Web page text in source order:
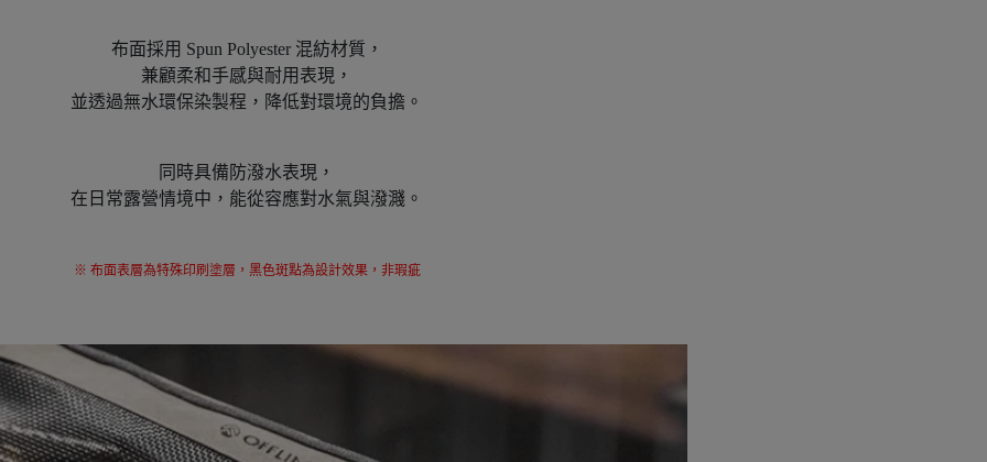
布面採用 Spun Polyester 混紡材質，
兼顧柔和手感與耐用表現，
並透過無水環保染製程，降低對環境的負擔。
同時具備防潑水表現，
在日常露營情境中，能從容應對水氣與潑濺。
※ 布面表層為特殊印刷塗層，黑色斑點為設計效果，非瑕疵